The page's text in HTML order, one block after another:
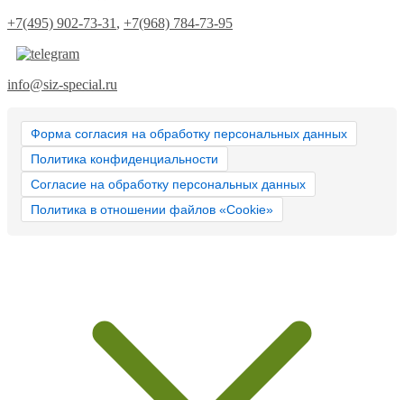
+7(495) 902-73-31 , +7(968) 784-73-95
info@siz-special.ru
Форма согласия на обработку персональных данных
Политика конфиденциальности
Согласие на обработку персональных данных
Политика в отношении файлов «Cookie»